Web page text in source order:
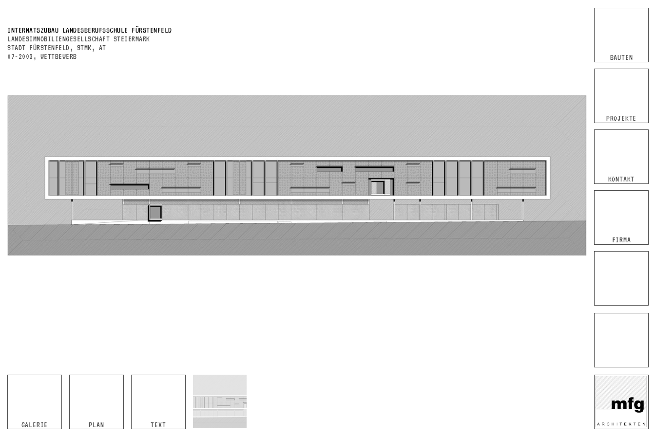
INTERNATSZUBAU LANDESBERUFSSCHULE FÜRSTENFELD
LANDESIMMOBILIENGESELLSCHAFT STEIERMARK
STADT FÜRSTENFELD, STMK, AT
07-2003, WETTBEWERB
GALERIE PLAN TEXT
Navigation
BAUTEN
PROJEKTE
KONTAKT
FIRMA